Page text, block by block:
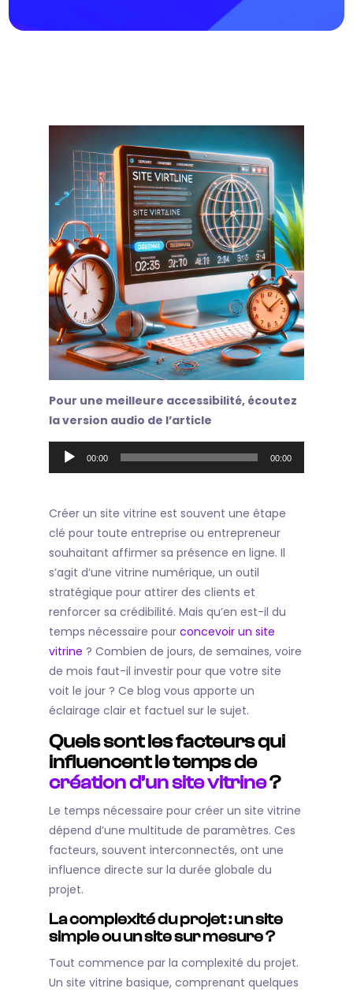
Pour une meilleure accessibilité, écoutez
la version audio de l’article
Lecteur
audio
00:00 00:00
Créer un site vitrine est souvent une étape
clé pour toute entreprise ou entrepreneur
souhaitant affirmer sa présence en ligne. Il
s’agit d’une vitrine numérique, un outil
stratégique pour attirer des clients et
renforcer sa crédibilité. Mais qu’en est-il du
temps nécessaire pourconcevoir un site
vitrine ? Combien de jours, de semaines, voire
de mois faut-il investir pour que votre site
voit le jour ? Ce blog vous apporte un
éclairage clair et factuel sur le sujet.
Quels sont les facteurs qui
influencent le temps de
création d’un site vitrine?
Le temps nécessaire pour créer un site vitrine
dépend d’une multitude de paramètres. Ces
facteurs, souvent interconnectés, ont une
influence directe sur la durée globale du
projet.
La complexité du projet : un site
simple ou un site sur mesure ?
Tout commence par la complexité du projet.
Un site vitrine basique, comprenant quelques